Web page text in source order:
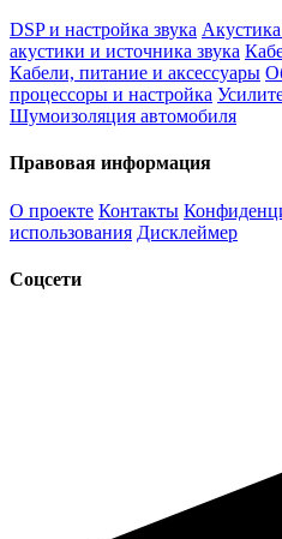
DSP и настройка звука
акустики и источника звука
Кабели, питание и аксессуары
процессоры и настройка
Шумоизоляция автомобиля
Правовая информация
О проекте Контакты
использования Дисклеймер
Соцсети